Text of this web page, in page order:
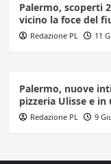
Palermo, scoperti
vicino la foce del
Redazione PL 11
Palermo, nuove
pizzeria Ulisse e in
Redazione PL 9